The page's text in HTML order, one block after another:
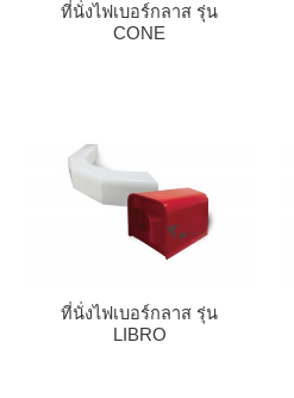
ที่นั่งไฟเบอร์กลาส รุ่น
CONE
ที่นั่งไฟเบอร์กลาส รุ่น
LIBRO